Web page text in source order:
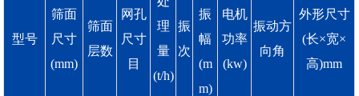
型号
筛面
尺寸
(mm)
筛面
层数
网孔
尺寸
目
理
量
(t/h)
振
次
振
幅
(m
m)
电机
功率
(kw)
振动方
向角
外形尺寸
(长×宽×
高)mm